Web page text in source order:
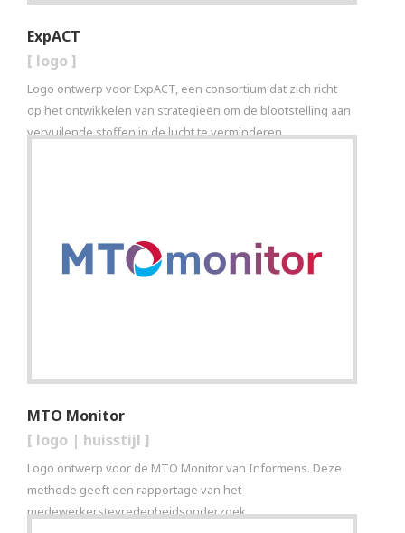
ExpACT
[ logo ]
Logo ontwerp voor ExpACT, een consortium dat zich richt
op het ontwikkelen van strategieën om de blootstelling aan
vervuilende stoffen in de lucht te verminderen.
MTO Monitor
[ logo | huisstijl ]
Logo ontwerp voor de MTO Monitor van Informens. Deze
methode geeft een rapportage van het
medewerkerstevredenheidsonderzoek.